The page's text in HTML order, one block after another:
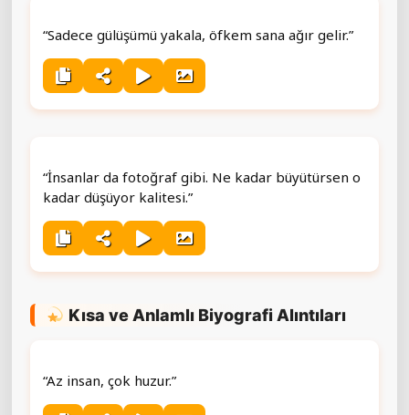
“Sadece gülüşümü yakala, öfkem sana ağır gelir.”
“İnsanlar da fotoğraf gibi. Ne kadar büyütürsen o
kadar düşüyor kalitesi.”
Kısa ve Anlamlı Biyografi Alıntıları
“Az insan, çok huzur.”